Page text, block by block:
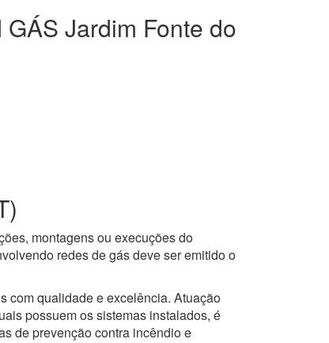
Jardim Fonte do
montagens ou execuções do
redes de gás deve ser emitido o
com qualidade e excelência. Atuação
possuem os sistemas instalados, é
de prevenção contra incêndio e